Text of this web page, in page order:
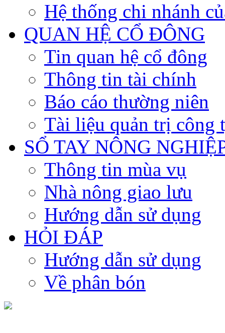
Hệ thống chi nhánh
QUAN HỆ CỔ ĐÔNG
Tin quan hệ cổ đông
Thông tin tài chính
Báo cáo thường niên
Tài liệu quản trị công
SỔ TAY NÔNG
Thông tin mùa vụ
Nhà nông giao lưu
Hướng dẫn sử dụng
HỎI ĐÁP
Hướng dẫn sử dụng
Về phân bón